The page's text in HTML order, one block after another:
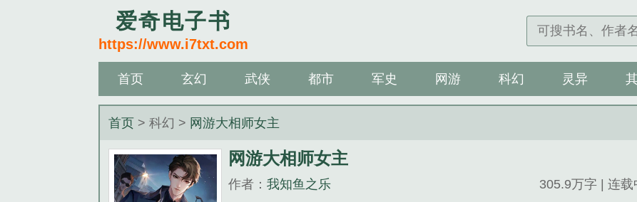
爱奇电子书
https://www.i7txt.com
首页 玄幻 武侠 都市 军史 网游 科幻 灵异
首页 > 科幻 > 网游大相师女主
网游大相师女主
作者：我知鱼之乐
305.9万字 | 连载